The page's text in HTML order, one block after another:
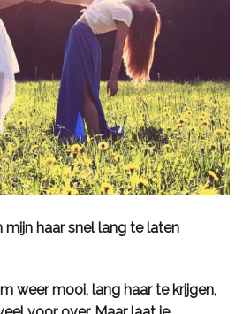
haar snel lang te laten
weer mooi, lang haar te krijgen,